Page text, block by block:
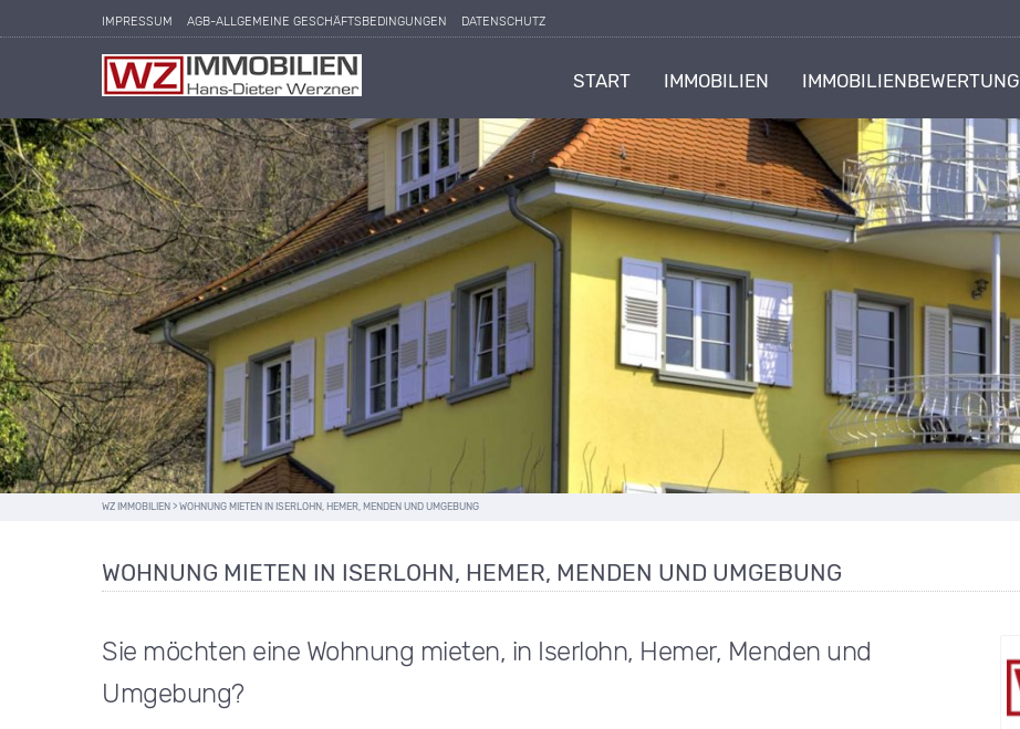
IMPRESSUM AGB-ALLGEMEINE GESCHÄFTSBEDINGUNGEN DATENSCHUTZ
START IMMOBILIEN IMMOBILIENBEWERTUNG
WZ IMMOBILIEN > WOHNUNG MIETEN IN ISERLOHN, HEMER, MENDEN UND UMGEBUNG
WOHNUNG MIETEN IN ISERLOHN, HEMER, MENDEN UND UMGEBUNG
Sie möchten eine Wohnung mieten, in Iserlohn, Hemer, Menden und
Umgebung?